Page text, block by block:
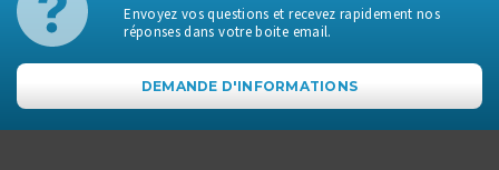
Envoyez vos questions et recevez rapidement nos
réponses dans votre boite email.
DEMANDE D'INFORMATIONS